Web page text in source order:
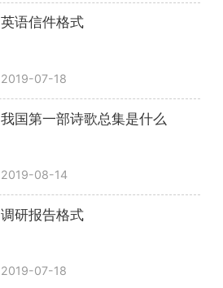
英语信件格式
2019-07-18
我国第一部诗歌总集是什么
2019-08-14
调研报告格式
2019-07-18